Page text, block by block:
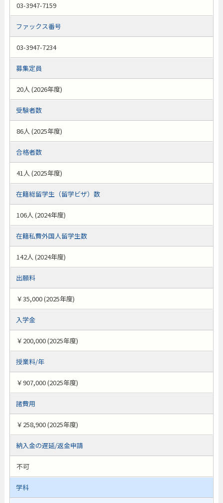
03-3947-7159
ファックス番号
03-3947-7234
募集定員
20人 (2026年度)
受験者数
86人 (2025年度)
合格者数
41人 (2025年度)
在籍総留学生（留学ビザ）数
106人 (2024年度)
在籍私費外国人留学生数
142人 (2024年度)
出願料
￥35,000 (2025年度)
入学金
￥200,000 (2025年度)
授業料/年
￥907,000 (2025年度)
諸費用
￥258,900 (2025年度)
納入金の遅延/返金申請
不可
学科